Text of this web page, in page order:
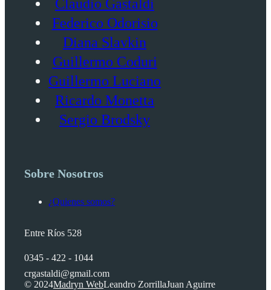
Claudio Gastaldi
Federico Odorisio
Diana Slavkin
Guillermo Coduri
Guillermo Luciano
Ricardo Monetta
Sergio Brodsky
Sobre Nosotros
¿Quienes somos?
Entre Ríos 528
0345 - 422 - 1044
crgastaldi@gmail.com
© 2024Madryn WebLeandro ZorrillaJuan Aguirre